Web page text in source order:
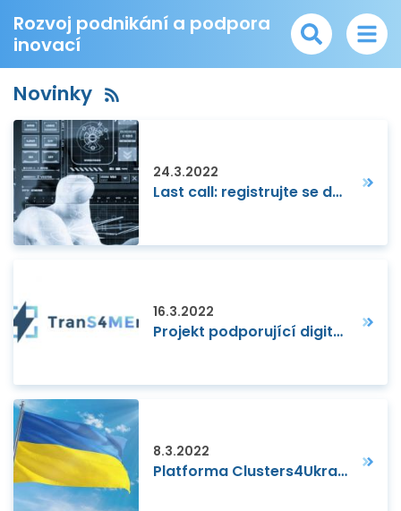
Rozvoj podnikání a podpora
inovací
Novinky
24.3.2022
Last call: registrujte se do konce března na veletrh rozšířené reality v Tokiu
16.3.2022
Projekt podporující digitalizaci výrobních firem začíná
8.3.2022
Platforma Clusters4Ukraine